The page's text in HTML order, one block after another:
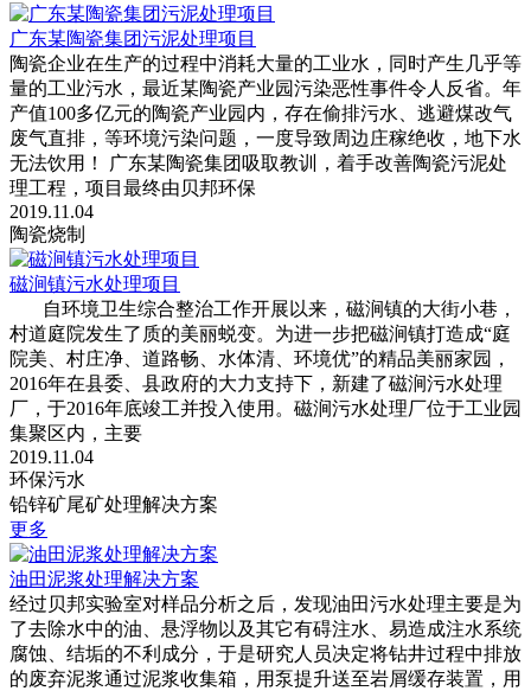
广东某陶瓷集团污泥处理项目
陶瓷企业在生产的过程中消耗大量的工业水，同时产生几乎等
量的工业污水，最近某陶瓷产业园污染恶性事件令人反省。年
产值100多亿元的陶瓷产业园内，存在偷排污水、逃避煤改气
废气直排，等环境污染问题，一度导致周边庄稼绝收，地下水
无法饮用！ 广东某陶瓷集团吸取教训，着手改善陶瓷污泥处
理工程，项目最终由贝邦环保
2019.11.04
陶瓷烧制
磁涧镇污水处理项目
自环境卫生综合整治工作开展以来，磁涧镇的大街小巷，
村道庭院发生了质的美丽蜕变。为进一步把磁涧镇打造成“庭
院美、村庄净、道路畅、水体清、环境优”的精品美丽家园，
2016年在县委、县政府的大力支持下，新建了磁涧污水处理
厂，于2016年底竣工并投入使用。磁涧污水处理厂位于工业园
集聚区内，主要
2019.11.04
环保污水
铅锌矿尾矿处理解决方案
更多
油田泥浆处理解决方案
经过贝邦实验室对样品分析之后，发现油田污水处理主要是为
了去除水中的油、悬浮物以及其它有碍注水、易造成注水系统
腐蚀、结垢的不利成分，于是研究人员决定将钻井过程中排放
的废弃泥浆通过泥浆收集箱，用泵提升送至岩屑缓存装置，用